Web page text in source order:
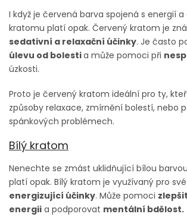
I když je červená barva spojená s energií
kratomu platí opak. Červený kratom je
sedativní a relaxační účinky. Je často
úlevu od bolestia může pomoci při
úzkosti.
Proto je červený kratom ideální pro ty,
způsoby relaxace, zmírnění bolestí, nebo
spánkových problémech.
Bílý kratom
Nenechte se zmást uklidňující bílou
platí opak. Bílý kratom je využívaný pro své
energizující účinky. Může pomoci
energii a podporovat mentální bdělost.